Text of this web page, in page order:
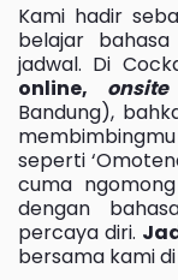
Kami hadir
belajar
jadwal. Di
online, onsite
Bandung),
seperti
cuma
dengan
percaya diri.
bersama kami